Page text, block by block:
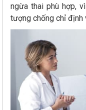
ngừa thai phù hợp,
tượng chống chỉ định